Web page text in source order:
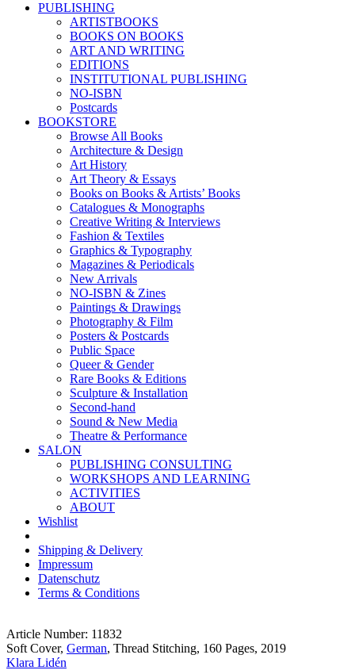
PUBLISHING
ARTISTBOOKS
BOOKS ON BOOKS
ART AND WRITING
EDITIONS
INSTITUTIONAL PUBLISHING
NO-ISBN
Postcards
BOOKSTORE
Browse All Books
Architecture & Design
Art History
Art Theory & Essays
Books on Books & Artists’ Books
Catalogues & Monographs
Creative Writing & Interviews
Fashion & Textiles
Graphics & Typography
Magazines & Periodicals
New Arrivals
NO-ISBN & Zines
Paintings & Drawings
Photography & Film
Posters & Postcards
Public Space
Queer & Gender
Rare Books & Editions
Sculpture & Installation
Second-hand
Sound & New Media
Theatre & Performance
SALON
PUBLISHING CONSULTING
WORKSHOPS AND LEARNING
ACTIVITIES
ABOUT
Wishlist
Shipping & Delivery
Impressum
Datenschutz
Terms & Conditions
Article Number: 11832
Soft Cover, German, Thread Stitching, 160 Pages, 2019
Klara Lidén